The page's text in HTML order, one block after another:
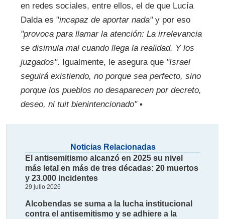
en redes sociales, entre ellos, el de que Lucía
Dalda es "incapaz de aportar nada" y por eso
"provoca para llamar la atención: La irrelevancia
se disimula mal cuando llega la realidad. Y los
juzgados". Igualmente, le asegura que "Israel
seguirá existiendo, no porque sea perfecto, sino
porque los pueblos no desaparecen por decreto,
deseo, ni tuit bienintencionado"▪
Noticias Relacionadas
El antisemitismo alcanzó en 2025 su nivel
más letal en más de tres décadas: 20 muertos
y 23.000 incidentes
29 julio 2026
Alcobendas se suma a la lucha institucional
contra el antisemitismo y se adhiere a la